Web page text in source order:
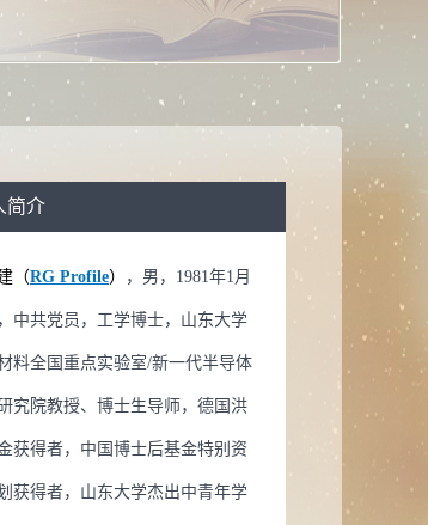
聚态物理,光学工程学科,材料物理与化学
简介
（RG Profile） ，男，1981年1月
中共党员，工学博士，山东大学
料全国重点实验室/新一代半导体
究院教授、博士生导师，德国洪
获得者，中国博士后基金特别资
获得者，山东大学杰出中青年学